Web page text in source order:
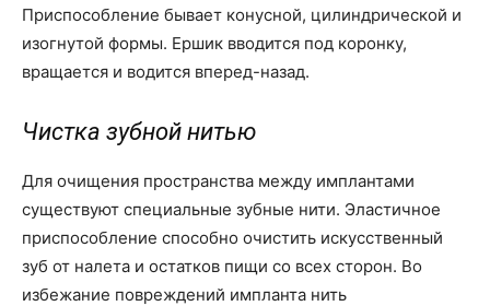
Приспособление бывает конусной, цилиндрической и
изогнутой формы. Ершик вводится под коронку,
вращается и водится вперед-назад.
Чистка зубной нитью
Для очищения пространства между имплантами
существуют специальные зубные нити. Эластичное
приспособление способно очистить искусственный
зуб от налета и остатков пищи со всех сторон. Во
избежание повреждений импланта нить